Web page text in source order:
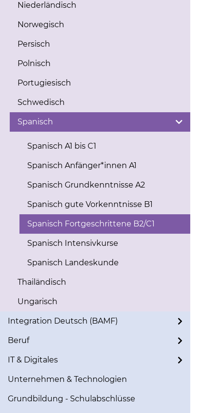
Niederländisch
Norwegisch
Persisch
Polnisch
Portugiesisch
Schwedisch
Spanisch
Spanisch A1 bis C1
Spanisch Anfänger*innen A1
Spanisch Grundkenntnisse A2
Spanisch gute Vorkenntnisse B1
Spanisch Fortgeschrittene B2/C1
Spanisch Intensivkurse
Spanisch Landeskunde
Thailändisch
Ungarisch
Integration Deutsch (BAMF)
Beruf
IT & Digitales
Unternehmen & Technologien
Grundbildung - Schulabschlüsse